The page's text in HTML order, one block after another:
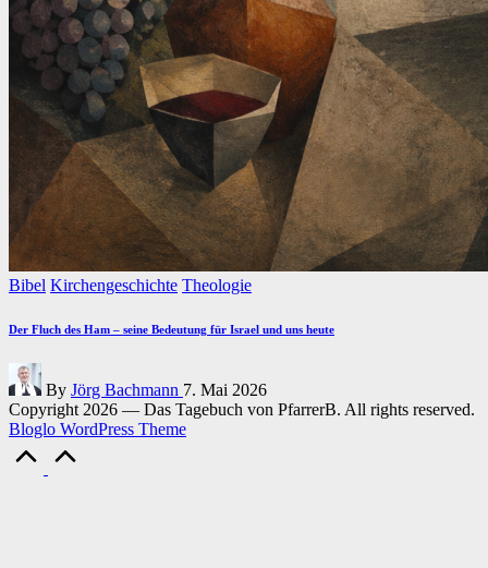
Posted
Bibel Kirchengeschichte Theologie
Der Fluch des Ham – seine Bedeutung für Israel und uns heute
Posted
by
By Jörg Bachmann 7. Mai 2026
Copyright 2026 — Das Tagebuch von PfarrerB. All rights reserved.
Bloglo WordPress Theme